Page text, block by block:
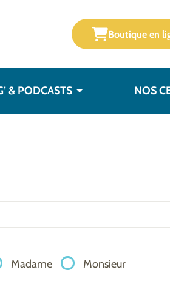
Boutique en
& PODCASTS NOS
Madame Monsieur